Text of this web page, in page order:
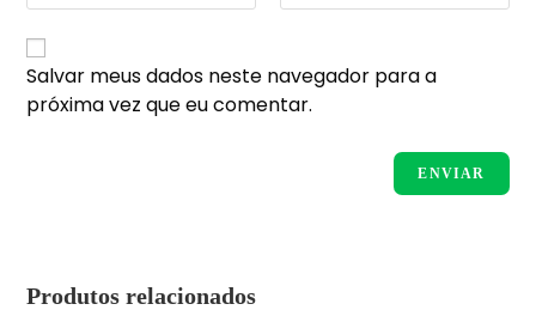
Salvar meus dados neste navegador para a
próxima vez que eu comentar.
Produtos relacionados